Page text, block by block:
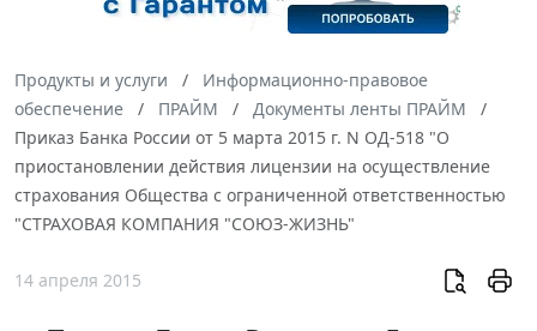
Продукты и услуги
Информационно-правовое
обеспечение
ПРАЙМ
Документы ленты ПРАЙМ
Приказ Банка России от 5 марта 2015 г. N ОД-518 "О
приостановлении действия лицензии на осуществление
страхования Общества с ограниченной ответственностью
"СТРАХОВАЯ КОМПАНИЯ "СОЮЗ-ЖИЗНЬ"
14 апреля 2015